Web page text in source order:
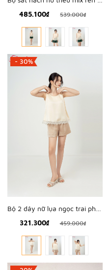
485.100₫
539.000₫
- 30%
321.300₫
459.000₫